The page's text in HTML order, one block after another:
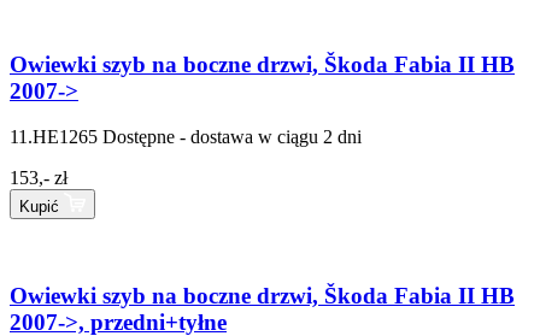
Owiewki szyb na boczne drzwi, Škoda Fabia II HB
2007->
11.HE1265 Dostępne - dostawa w ciągu 2 dni
153,- zł
Kupić
Owiewki szyb na boczne drzwi, Škoda Fabia II HB
2007->, przedni+tyłne